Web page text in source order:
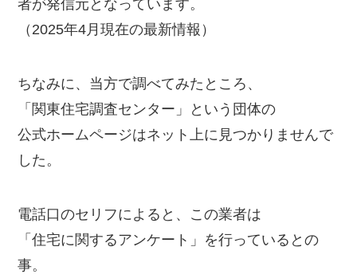
者が発信元となっています。
（2025年4月現在の最新情報）
ちなみに、当方で調べてみたところ、
「関東住宅調査センター」という団体の
公式ホームページはネット上に見つかりませんで
した。
電話口のセリフによると、この業者は
「住宅に関するアンケート」を行っているとの
事。